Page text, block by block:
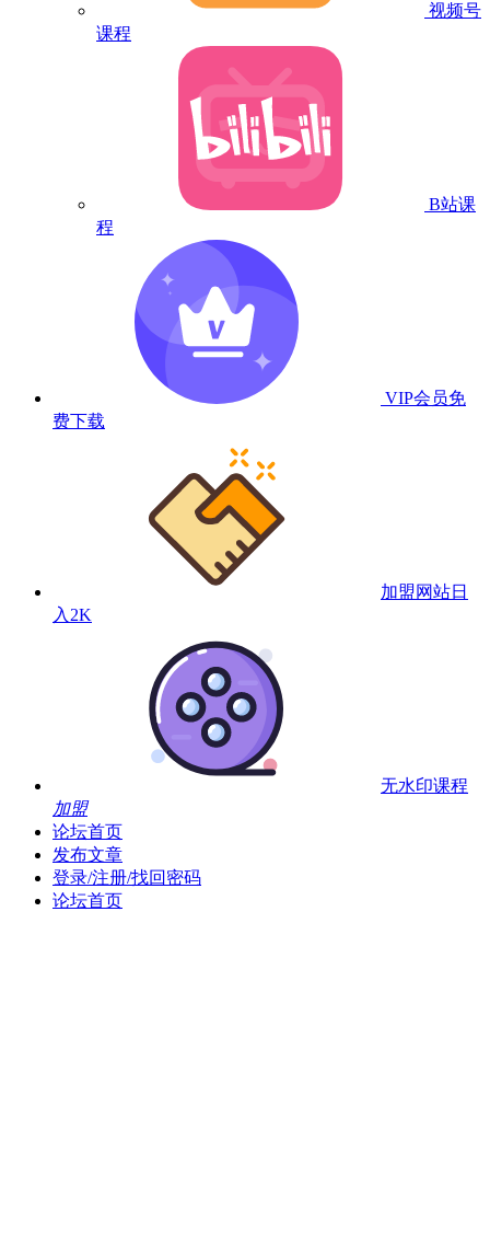
视频号
课程
B站课
程
VIP会员免
费下载
加盟网站日
入2K
无水印课程
加盟
论坛首页
发布文章
登录/注册/找回密码
论坛首页